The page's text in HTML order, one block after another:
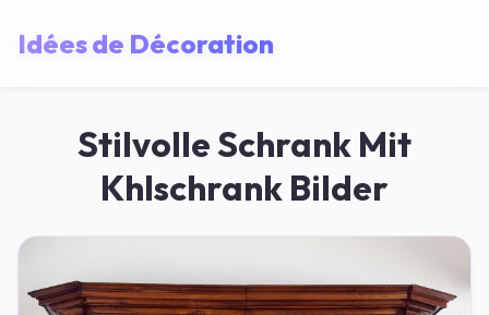
Idées de Décoration
Stilvolle Schrank Mit
Khlschrank Bilder